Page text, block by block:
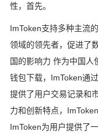
性，首先。
ImToken支持多种主流
领域的领先者，促进了
国的影响力 作为中国人
钱包下载，ImToken通
提供了用户交易记录和
力和创新特点，
ImToken为用户提供了